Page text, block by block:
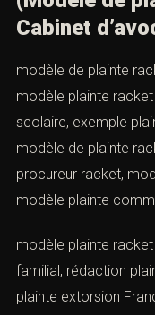
A). — LES
🌟Catégorie
(Modèle de
Cabinet
modèle de plainte
modèle plainte
scolaire, exemple